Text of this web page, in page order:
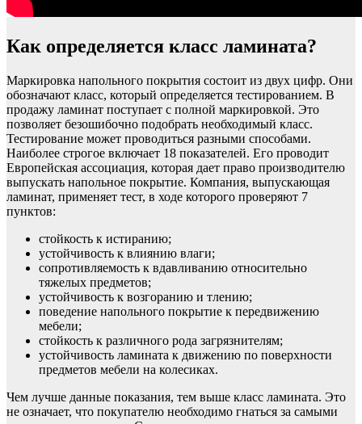
Как определяется класс ламината?
Маркировка напольного покрытия состоит из двух цифр. Они
обозначают класс, который определяется тестированием. В
продажу ламинат поступает с полной маркировкой. Это
позволяет безошибочно подобрать необходимый класс.
Тестирование может проводиться разными способами.
Наиболее строгое включает 18 показателей. Его проводит
Европейская ассоциация, которая дает право производителю
выпускать напольное покрытие. Компания, выпускающая
ламинат, применяет тест, в ходе которого проверяют 7
пунктов:
стойкость к истиранию;
устойчивость к влиянию влаги;
сопротивляемость к вдавливанию относительно
тяжелых предметов;
устойчивость к возгоранию и тлению;
поведение напольного покрытие к передвижению
мебели;
стойкость к различного рода загрязнителям;
устойчивость ламината к движению по поверхности
предметов мебели на колесиках.
Чем лучше данные показания, тем выше класс ламината. Это
не означает, что покупателю необходимо гнаться за самыми